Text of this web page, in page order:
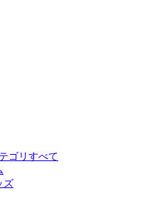
ゴリすべて
ズ